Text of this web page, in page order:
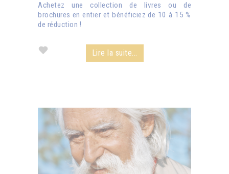
Achetez une collection de livres ou de
brochures en entier et bénéficiez de 10 à 15 %
de réduction !
Lire la suite...